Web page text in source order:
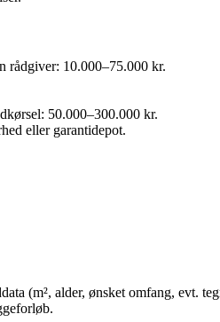
rådgiver: 10.000–75.000 kr.
50.000–300.000 kr.
eller garantidepot.
(m², alder, ønsket omfang, evt.